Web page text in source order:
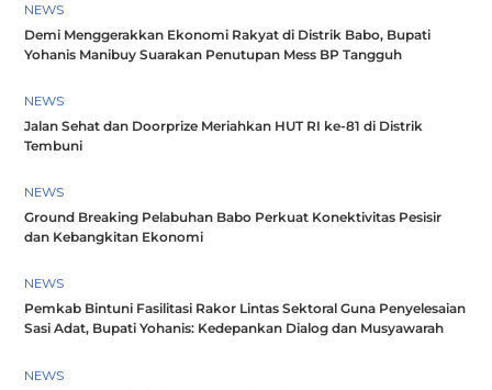
NEWS
Demi Menggerakkan Ekonomi Rakyat di Distrik Babo, Bupati
Yohanis Manibuy Suarakan Penutupan Mess BP Tangguh
NEWS
Jalan Sehat dan Doorprize Meriahkan HUT RI ke-81 di Distrik
Tembuni
NEWS
Ground Breaking Pelabuhan Babo Perkuat Konektivitas Pesisir
dan Kebangkitan Ekonomi
NEWS
Pemkab Bintuni Fasilitasi Rakor Lintas Sektoral Guna Penyelesaian
Sasi Adat, Bupati Yohanis: Kedepankan Dialog dan Musyawarah
NEWS